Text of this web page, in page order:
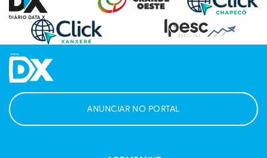
ANUNCIAR NO PORTAL